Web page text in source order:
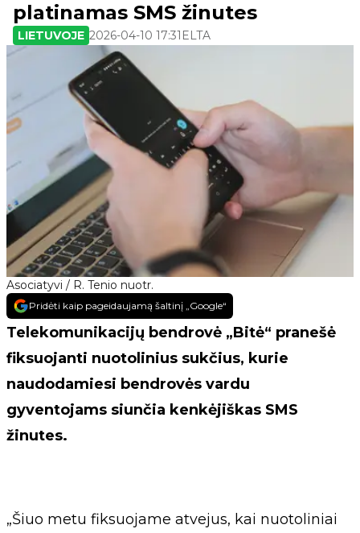
Asociatyvi / R. Tenio nuotr.
platinamas SMS žinutes
LIETUVOJE 2026-04-10 17:31 ELTA
Pridėti kaip pageidaujamą šaltinį „Google“
Telekomunikacijų bendrovė „Bitė“ pranešė
fiksuojanti nuotolinius sukčius, kurie
naudodamiesi bendrovės vardu
gyventojams siunčia kenkėjiškas SMS
žinutes.
„Šiuo metu fiksuojame atvejus, kai nuotoliniai